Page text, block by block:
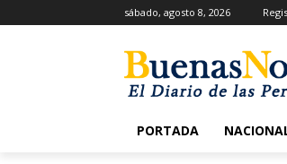
sábado, agosto 8, 2026
PORTADA